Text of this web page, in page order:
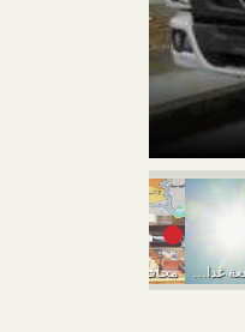
درجات الحرارة المتوقعة غدا الأربعاء في المحافظات